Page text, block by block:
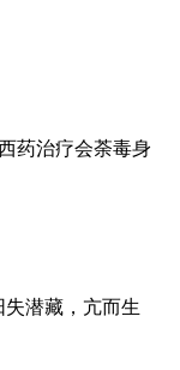
药治疗会荼毒身
潜藏，亢而生